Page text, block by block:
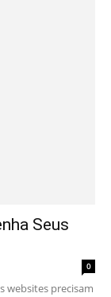
Seus
0
websites precisam